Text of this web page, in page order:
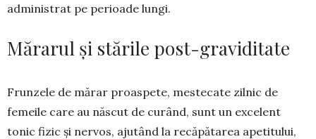
administrat pe perioade lungi.
Mărarul și stările post-graviditate
Frunzele de mărar proaspete, meste­ca­te zilnic de
femeile care au născut de cu­rând, sunt un excelent
tonic fizic și ner­vos, ajutând la recăpătarea apetitu­lui,